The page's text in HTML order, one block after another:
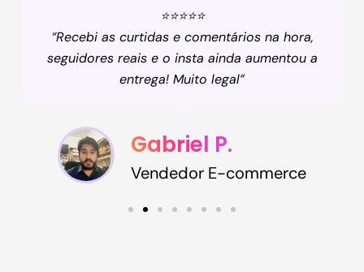
⭐⭐⭐⭐⭐
“Recebi as curtidas e comentários na hora,
seguidores reais e o insta ainda aumentou a
entrega! Muito legal”
Gabriel P.
Vendedor E-commerce